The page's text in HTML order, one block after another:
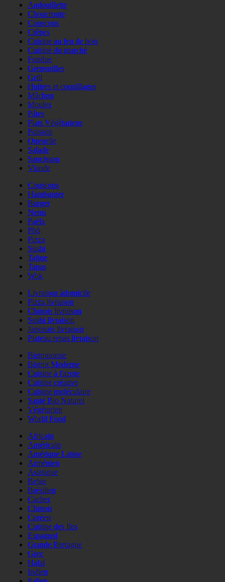
Andouillette
Choucroute
Couscous
Crêpes
Cuisine au feu de bois
Cuisine du marché
Fondue
Grenouilles
Grill
Huitres et coquillages
Mâchon
Moules
Pâtes
Plats Végétariens
Poisson
Quenelle
Salade
Saucisson
Viande
Couscous
Hamburger
Burger
Nems
Paëla
Phö
Pizza
Sushi
Tajine
Tapas
Wok
Livraison àdomicile
Pizza livraison
Chinois livraison
Sushi livraison
Japonais livraison
Plateau repas livraison
Bistronomie
Bistrot Moderne
Cuisine à l'azote
Cuisine créative
Cuisine moléculaire
Santé Bio Naturel
Végétarien
World Food
Africain
Américain
Amérique Latine
Arménien
Asiatique
Belge
Brésilien
Cacher
Chinois
Coréen
Cuisine des Iles
Espagnol
Grande Bretagne
Grec
Halal
Indien